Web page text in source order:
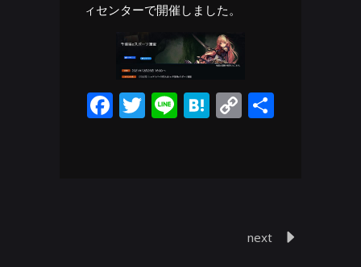
ィセンターで開催しました。
Facebook
Twitter
LineHatena
Copy
next